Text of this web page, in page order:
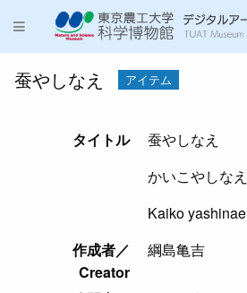
蚕やしなえ アイテム
タイトル
蚕やしなえ
かいこやしなえ
Kaiko yashinae
作成者／
Creator
綱島亀吉